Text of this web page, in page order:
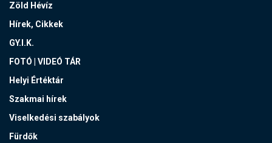
Zöld Hévíz
Hírek, Cikkek
GY.I.K.
FOTÓ | VIDEÓ TÁR
Helyi Értéktár
Szakmai hírek
Viselkedési szabályok
Fürdők